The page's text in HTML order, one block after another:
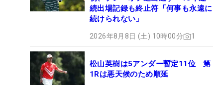
続出場記録も終止符「何事も永遠に
続けられない」
2026年8月8日 (土) 10時00分 1
松山英樹は5アンダー暫定11位 第
1Rは悪天候のため順延